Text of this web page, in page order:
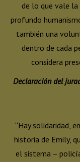
de lo que vale la
profundo
también una
dentro de cada
considera
Declaración del
“Hay solidaridad,
historia de Emily,
el sistema –